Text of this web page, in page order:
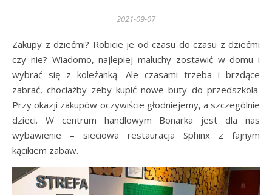
2021-09-07
Zakupy z dziećmi? Robicie je od czasu do czasu z dziećmi
czy nie? Wiadomo, najlepiej maluchy zostawić w domu i
wybrać się z koleżanką. Ale czasami trzeba i brzdące
zabrać, chociażby żeby kupić nowe buty do przedszkola.
Przy okazji zakupów oczywiście głodniejemy, a szczególnie
dzieci. W centrum handlowym Bonarka jest dla nas
wybawienie – sieciowa restauracja Sphinx z fajnym
kącikiem zabaw.